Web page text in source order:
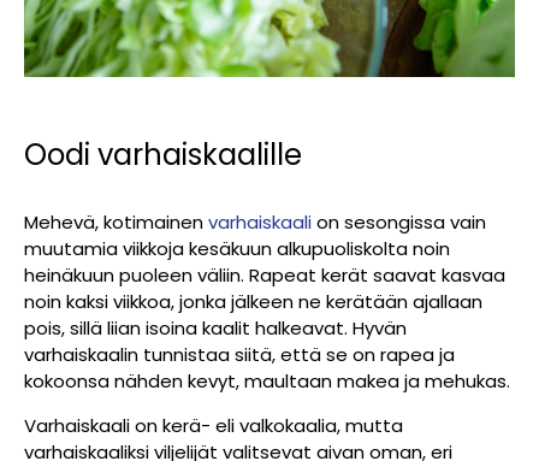
Oodi varhaiskaalille
Mehevä, kotimainenvarhaiskaalion sesongissa vain
muutamia viikkoja kesäkuun alkupuoliskolta noin
heinäkuun puoleen väliin. Rapeat kerät saavat kasvaa
noin kaksi viikkoa, jonka jälkeen ne kerätään ajallaan
pois, sillä liian isoina kaalit halkeavat. Hyvän
varhaiskaalin tunnistaa siitä, että se on rapea ja
kokoonsa nähden kevyt, maultaan makea ja mehukas.
Varhaiskaali on kerä- eli valkokaalia, mutta
varhaiskaaliksi viljelijät valitsevat aivan oman, eri